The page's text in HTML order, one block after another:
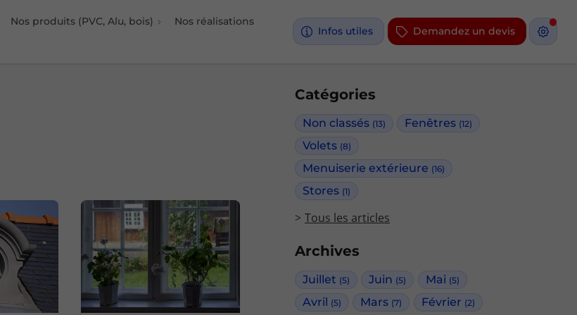
Nos produits (PVC, Alu, bois)
Nos réalisations
Infos utiles Demandez un devis
Catégories
Non classés (13) Fenêtres (12)
Volets (8)
Menuiserie extérieure (16)
Stores (1)
Tous les articles
Archives
Juillet (5) Juin (5) Mai (5)
Avril (5) Mars (7) Février (2)